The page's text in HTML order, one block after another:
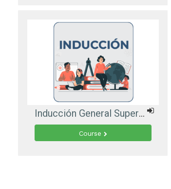
Inducción General SuperTransporte
Course